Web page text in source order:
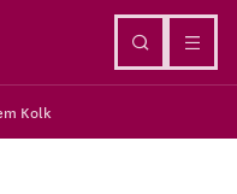
Kolk